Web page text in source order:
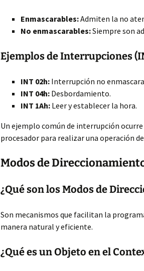
Enmascarables:Admiten la no
No enmascarables:Siempre son
Ejemplos de Interrupciones
INT 02h: Interrupción no
INT 04h: Desbordamiento.
INT 1Ah: Leer y establecer la hora.
Un ejemplo común de interrupción
procesador para realizar una operación
Modos de
¿Qué son los Modos de
Son mecanismos que facilitan la
manera natural y eficiente.
¿Qué es un Objeto en el